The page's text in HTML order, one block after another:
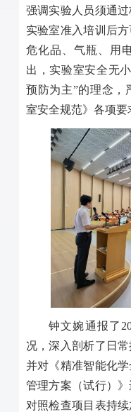
强调实验人员须通
实验室准入培训后
危化品、气瓶、用
出，实验室安全无
预防为主”的理念，
室安全规范》各项要
钟文婉通报了
况，深入剖析了日
并对《精准智能化
管理方案（试行）
对照检查项目表持